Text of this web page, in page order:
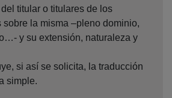
titular o titulares de los
sobre la misma –pleno dominio,
y su extensión, naturaleza y
si así se solicita, la traducción
simple.